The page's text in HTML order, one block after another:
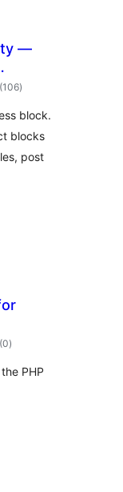
—
for
(106مجموعی
درجہ
)
block.
blocks
post
(0مجموعی
درجہ
)
PHP